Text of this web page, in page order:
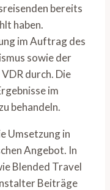
bereits
haben.
im Auftrag des
sowie der
durch. Die
im
behandeln.
Umsetzung in
Angebot. In
Blended Travel
Beiträge